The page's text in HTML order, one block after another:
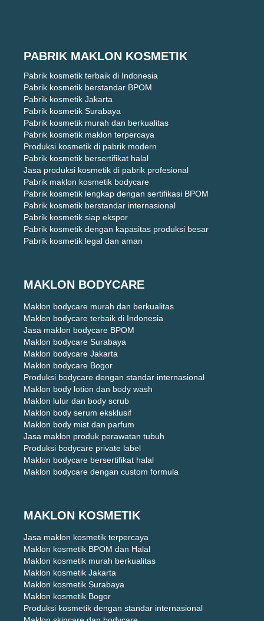
PABRIK MAKLON KOSMETIK
Pabrik kosmetik terbaik di Indonesia
Pabrik kosmetik berstandar BPOM
Pabrik kosmetik Jakarta
Pabrik kosmetik Surabaya
Pabrik kosmetik murah dan berkualitas
Pabrik kosmetik maklon terpercaya
Produksi kosmetik di pabrik modern
Pabrik kosmetik bersertifikat halal
Jasa produksi kosmetik di pabrik profesional
Pabrik maklon kosmetik bodycare
Pabrik kosmetik lengkap dengan sertifikasi BPOM
Pabrik kosmetik berstandar internasional
Pabrik kosmetik siap ekspor
Pabrik kosmetik dengan kapasitas produksi besar
Pabrik kosmetik legal dan aman
MAKLON BODYCARE
Maklon bodycare murah dan berkualitas
Maklon bodycare terbaik di Indonesia
Jasa maklon bodycare BPOM
Maklon bodycare Surabaya
Maklon bodycare Jakarta
Maklon bodycare Bogor
Produksi bodycare dengan standar internasional
Maklon body lotion dan body wash
Maklon lulur dan body scrub
Maklon body serum eksklusif
Maklon body mist dan parfum
Jasa maklon produk perawatan tubuh
Produksi bodycare private label
Maklon bodycare bersertifikat halal
Maklon bodycare dengan custom formula
MAKLON KOSMETIK
Jasa maklon kosmetik terpercaya
Maklon kosmetik BPOM dan Halal
Maklon kosmetik murah berkualitas
Maklon kosmetik Jakarta
Maklon kosmetik Surabaya
Maklon kosmetik Bogor
Produksi kosmetik dengan standar internasional